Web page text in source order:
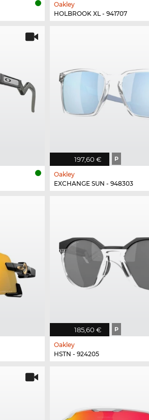
Oakley
HOLBROOK XL - 941707
197,60 € P
Oakley
EXCHANGE SUN - 948303
185,60 € P
Oakley
HSTN - 924205